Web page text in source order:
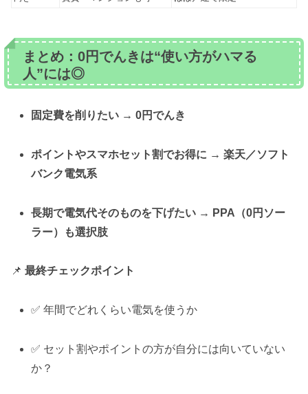
まとめ：0円でんきは“使い方がハマる
人”には◎
固定費を削りたい → 0円でんき
ポイントやスマホセット割でお得に → 楽天／ソフト
バンク電気系
長期で電気代そのものを下げたい → PPA（0円ソー
ラー）も選択肢
📌 最終チェックポイント
✅ 年間でどれくらい電気を使うか
✅ セット割やポイントの方が自分には向いていない
か？